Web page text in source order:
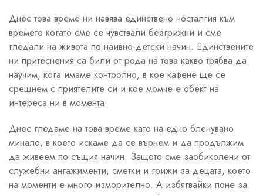
Днес това време ни навява единствено носталгия към
времето когато сме се чувствали безгрижни и сме
гледали на живота по наивно-детски начин. Единствените
ни притеснения са били от рода на това какво трябва да
научим, кога имаме контролно, в кое кафене ще се
срещнем с приятелите си и кое момче е обект на
интереса ни в момента.
Днес гледаме на това време като на едно бленувано
минало, в което искаме да се върнем и да продължим
да живеем по същия начин. Защото сме заобиколени от
служебни ангажименти, сметки и грижи за децата, което
на моменти е много изморително. А избягвайки поне за